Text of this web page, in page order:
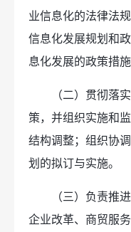
业信息化的法律法
信息化发展规划和
息化发展的政策措
（二）贯彻落
策，并组织实施和
结构调整；组织协
划的拟订与实施。
（三）负责推
企业改革、商贸服